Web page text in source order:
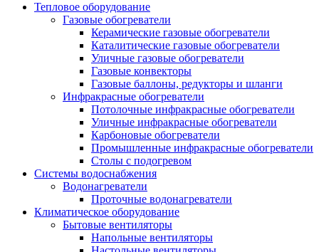
Тепловое оборудование
Газовые обогреватели
Керамические газовые обогреватели
Каталитические газовые обогреватели
Уличные газовые обогреватели
Газовые конвекторы
Газовые баллоны, редукторы и шланги
Инфракрасные обогреватели
Потолочные инфракрасные обогреватели
Уличные инфракрасные обогреватели
Карбоновые обогреватели
Промышленные инфракрасные обогреватели
Столы с подогревом
Системы водоснабжения
Водонагреватели
Проточные водонагреватели
Климатическое оборудование
Бытовые вентиляторы
Напольные вентиляторы